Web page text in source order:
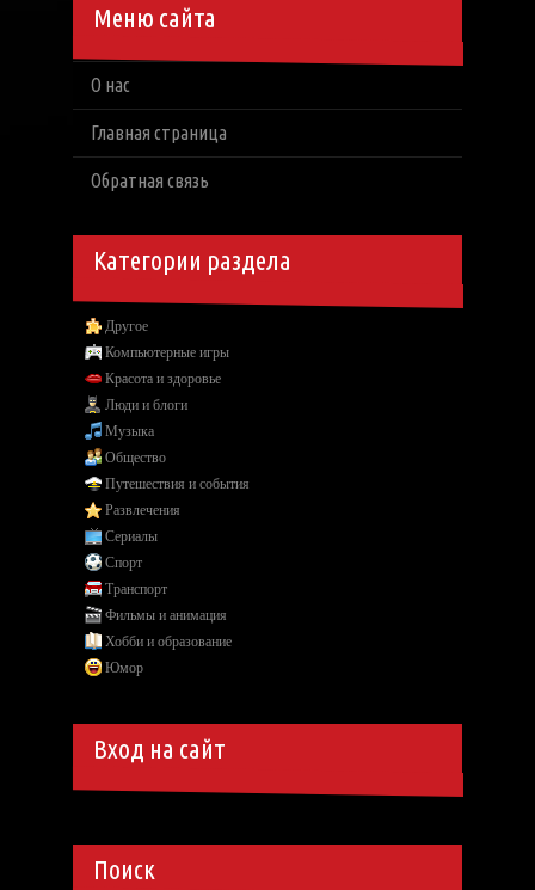
Меню сайта
О нас
Главная страница
Обратная связь
Категории раздела
Другое
Компьютерные игры
Красота и здоровье
Люди и блоги
Музыка
Общество
Путешествия и события
Развлечения
Сериалы
Спорт
Транспорт
Фильмы и анимация
Хобби и образование
Юмор
Вход на сайт
Поиск